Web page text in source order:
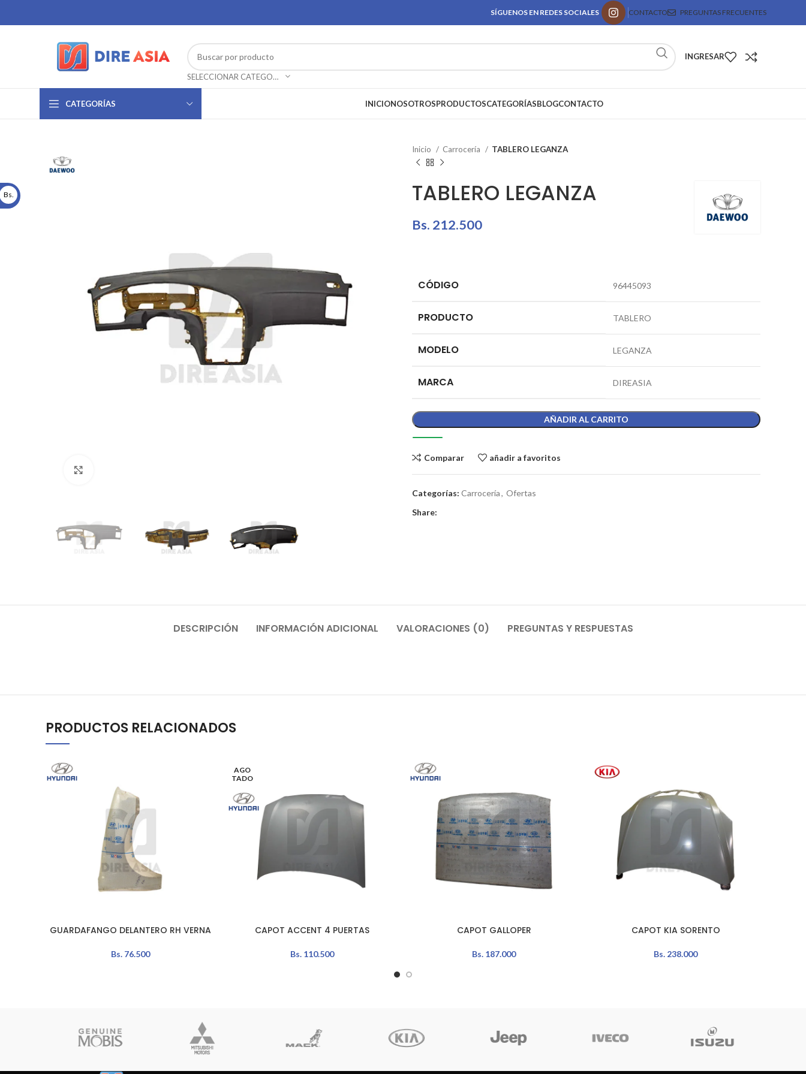
SÍGUENOS EN REDES SOCIALES CONTACTO PREGUNTAS FRECUENTES
SELECCIONAR CATEGORÍA
INGRESAR
CATEGORÍAS INICIONOSOTROSPRODUCTOSCATEGORÍASBLOGCONTACTO
Inicio Carrocería TABLERO LEGANZA
TABLERO LEGANZA
Bs. 212.500
CÓDIGO 96445093
PRODUCTO TABLERO
MODELO LEGANZA
MARCA DIREASIA
AÑADIR AL CARRITO
Comparar añadir a favoritos
Categorías: Carrocería, Ofertas
Share:
DESCRIPCIÓN INFORMACIÓN ADICIONAL VALORACIONES (0) PREGUNTAS Y RESPUESTAS
PRODUCTOS RELACIONADOS
AÑADIR AL CARRITO
GUARDAFANGO DELANTERO RH VERNA
Bs. 76.500
AGO
TADO
LEER MÁSCAPOT ACCENT 4 PUERTAS
Bs. 110.500
AÑADIR AL CARRITOCAPOT GALLOPER
Bs. 187.000
AÑADIR AL CARRITOCAPOT KIA SORENTO
Bs. 238.000
Bs.